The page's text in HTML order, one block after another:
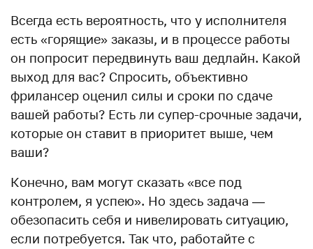
Всегда есть вероятность, что у исполнителя
есть «горящие» заказы, и в процессе работы
он попросит передвинуть ваш дедлайн. Какой
выход для вас? Cпросить, объективно
фрилансер оценил силы и сроки по сдаче
вашей работы? Есть ли супер-срочные задачи,
которые он ставит в приоритет выше, чем
ваши?
Конечно, вам могут сказать «все под
контролем, я успею». Но здесь задача —
обезопасить себя и нивелировать ситуацию,
если потребуется. Так что, работайте с